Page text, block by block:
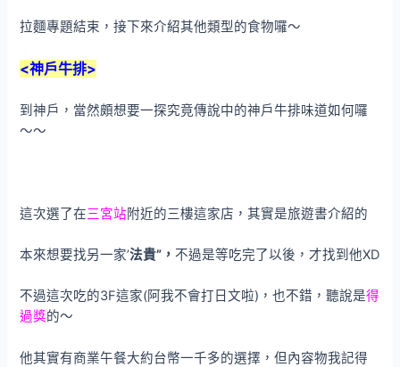
拉麵專題結束，接下來介紹其他類型的食物囉～
<神戶牛排>
到神戶，當然頗想要一探究竟傳說中的神戶牛排味道如何囉
～～
這次選了在三宮站附近的三樓這家店，其實是旅遊書介紹的
本來想要找另一家’法貴”，不過是等吃完了以後，才找到他XD
不過這次吃的3F這家(阿我不會打日文啦)，也不錯，聽說是得
過獎的～
他其實有商業午餐大約台幣一千多的選擇，但內容物我記得